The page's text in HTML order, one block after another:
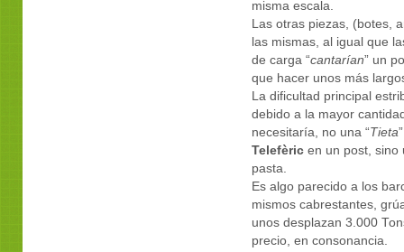
misma escala.
Las otras piezas, (botes,
las mismas, al igual que
de carga “cantarían” un
que hacer unos más
La dificultad principal
debido a la mayor
necesitaría, no una “Tieta
Telefèricen un post, sino
pasta.
Es algo parecido a los
mismos cabrestantes,
unos desplazan 3.000
precio, en consonancia.